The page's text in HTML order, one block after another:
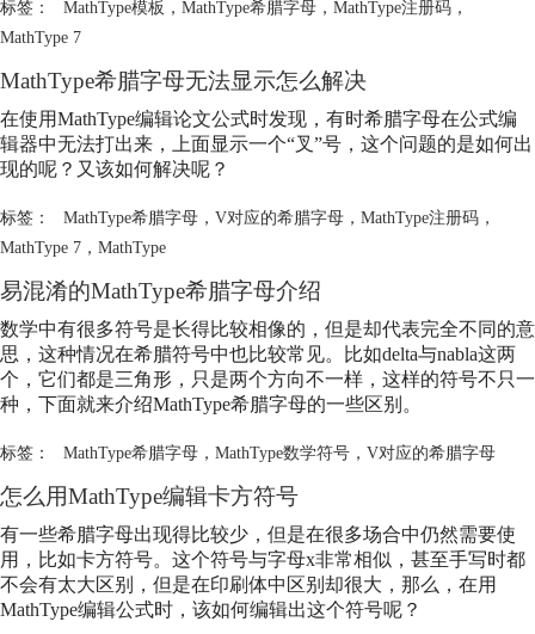
标签： MathType模板 ， MathType希腊字母， MathType注册码，
MathType 7
MathType希腊字母无法显示怎么解决
在使用MathType编辑论文公式时发现，有时希腊字母在公式编
辑器中无法打出来，上面显示一个“叉”号，这个问题的是如何出
现的呢？又该如何解决呢？
标签： MathType希腊字母， V对应的希腊字母， MathType注册码，
MathType 7 ， MathType
易混淆的MathType希腊字母介绍
数学中有很多符号是长得比较相像的，但是却代表完全不同的意
思，这种情况在希腊符号中也比较常见。比如delta与nabla这两
个，它们都是三角形，只是两个方向不一样，这样的符号不只一
种，下面就来介绍MathType希腊字母的一些区别。
标签： MathType希腊字母， MathType数学符号， V对应的希腊字母
怎么用MathType编辑卡方符号
有一些希腊字母出现得比较少，但是在很多场合中仍然需要使
用，比如卡方符号。这个符号与字母x非常相似，甚至手写时都
不会有太大区别，但是在印刷体中区别却很大，那么，在用
MathType编辑公式时，该如何编辑出这个符号呢？